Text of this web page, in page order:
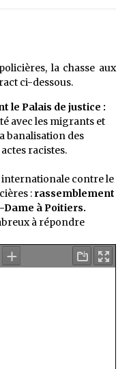
la chasse aux
ci-dessous.
le Palais de justice :
avec les migrants et
banalisation des
racistes.
internationale contre le
: rassemblement
Dame à Poitiers.
à répondre